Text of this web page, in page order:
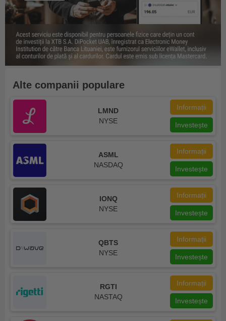
Alte companii populare
LMND
NYSE
Informații
Investește
ASML
NASDAQ
Informații
Investește
IONQ
NYSE
Informații
Investește
QBTS
NYSE
Informații
Investește
RGTI
NASTAQ
Informații
Investește